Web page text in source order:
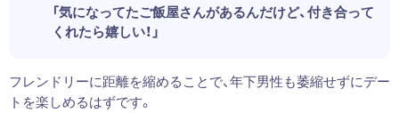
「気になってたご飯屋さんがあるんだけど、付き合って
くれたら嬉しい！」
フレンドリーに距離を縮めることで、年下男性も萎縮せずにデー
トを楽しめるはずです。